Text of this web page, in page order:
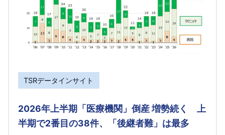
TSRデータインサイト
2026年上半期「医療機関」倒産 増勢続く 上
半期で2番目の38件、「後継者難」は最多